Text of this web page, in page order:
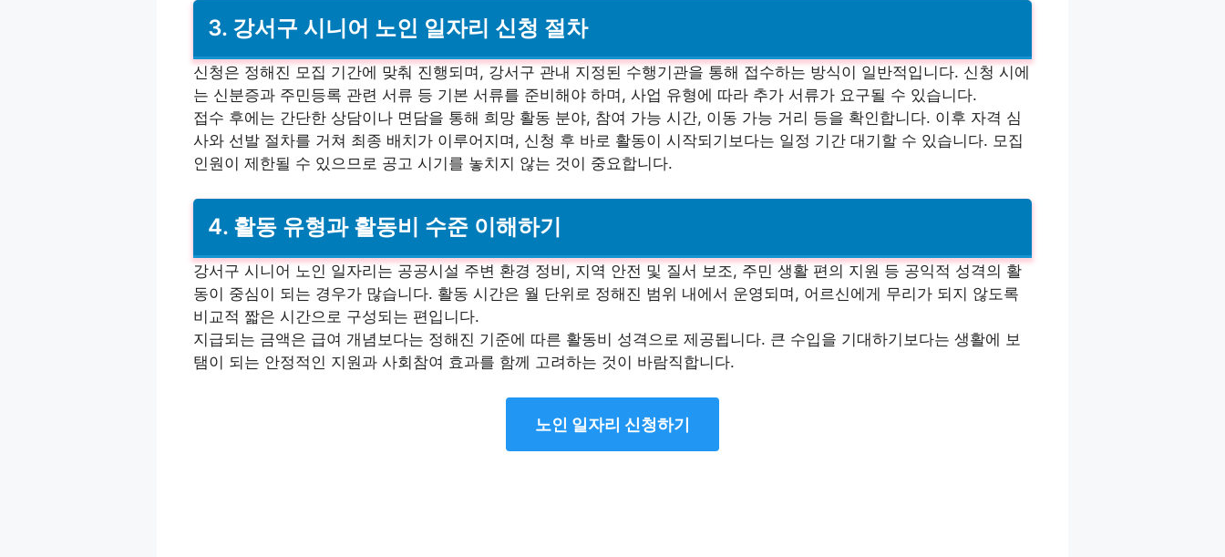
3. 강서구 시니어 노인 일자리 신청 절차
신청은 정해진 모집 기간에 맞춰 진행되며, 강서구 관내 지정된 수행기관을 통해 접수하는 방식이 일반적입니다. 신청 시에
는 신분증과 주민등록 관련 서류 등 기본 서류를 준비해야 하며, 사업 유형에 따라 추가 서류가 요구될 수 있습니다.
접수 후에는 간단한 상담이나 면담을 통해 희망 활동 분야, 참여 가능 시간, 이동 가능 거리 등을 확인합니다. 이후 자격 심
사와 선발 절차를 거쳐 최종 배치가 이루어지며, 신청 후 바로 활동이 시작되기보다는 일정 기간 대기할 수 있습니다. 모집
인원이 제한될 수 있으므로 공고 시기를 놓치지 않는 것이 중요합니다.
4. 활동 유형과 활동비 수준 이해하기
강서구 시니어 노인 일자리는 공공시설 주변 환경 정비, 지역 안전 및 질서 보조, 주민 생활 편의 지원 등 공익적 성격의 활
동이 중심이 되는 경우가 많습니다. 활동 시간은 월 단위로 정해진 범위 내에서 운영되며, 어르신에게 무리가 되지 않도록
비교적 짧은 시간으로 구성되는 편입니다.
지급되는 금액은 급여 개념보다는 정해진 기준에 따른 활동비 성격으로 제공됩니다. 큰 수입을 기대하기보다는 생활에 보
탬이 되는 안정적인 지원과 사회참여 효과를 함께 고려하는 것이 바람직합니다.
노인 일자리 신청하기